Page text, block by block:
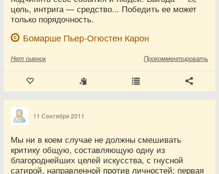
цель, интрига — средство... Победить ее может
только порядочность.
Бомарше Пьер-Огюстен Карон
Нет оценок Прокомментировать
11 Сентября 2011
Мы ни в коем случае не должны смешивать
критику общую, составляющую одну из
благороднейших целей искусства, с гнусной
сатирой, направленной против личностей: первая